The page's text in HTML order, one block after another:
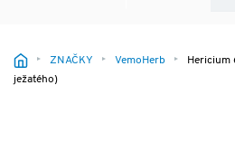
ZNAČKY VemoHerb
Hericium
ježatého)